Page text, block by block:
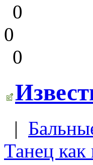
0
0
0
|
Танец как